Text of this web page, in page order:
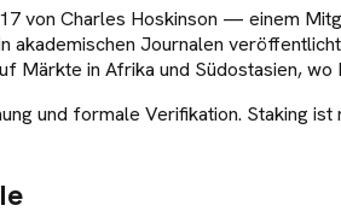
von Charles Hoskinson — einem
Journalen
in Afrika und Südostasien,
und formale Verifikation.